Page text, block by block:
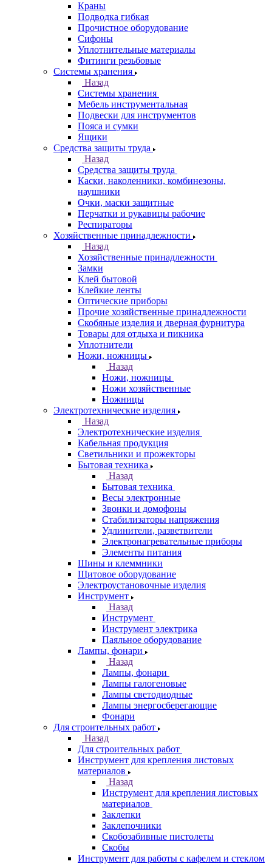
Краны
Подводка гибкая
Прочистное оборудование
Сифоны
Уплотнительные материалы
Фитинги резьбовые
Системы хранения
Назад
Системы хранения
Мебель инструментальная
Подвески для инструментов
Пояса и сумки
Ящики
Средства защиты труда
Назад
Средства защиты труда
Каски, наколенники, комбинезоны,
наушники
Очки, маски защитные
Перчатки и рукавицы рабочие
Респираторы
Хозяйственные принадлежности
Назад
Хозяйственные принадлежности
Замки
Клей бытовой
Клейкие ленты
Оптические приборы
Прочие хозяйственные принадлежности
Скобяные изделия и дверная фурнитура
Товары для отдыха и пикника
Уплотнители
Ножи, ножницы
Назад
Ножи, ножницы
Ножи хозяйственные
Ножницы
Электротехнические изделия
Назад
Электротехнические изделия
Кабельная продукция
Светильники и прожекторы
Бытовая техника
Назад
Бытовая техника
Весы электронные
Звонки и домофоны
Стабилизаторы напряжения
Удлинители, разветвители
Электронагревательные приборы
Элементы питания
Шины и клеммники
Щитовое оборудование
Электроустановочные изделия
Инструмент
Назад
Инструмент
Инструмент электрика
Паяльное оборудование
Лампы, фонари
Назад
Лампы, фонари
Лампы галогеновые
Лампы светодиодные
Лампы энергосберегающие
Фонари
Для строительных работ
Назад
Для строительных работ
Инструмент для крепления листовых
материалов
Назад
Инструмент для крепления листовых
материалов
Заклепки
Заклепочники
Скобозабивные пистолеты
Скобы
Инструмент для работы с кафелем и стеклом